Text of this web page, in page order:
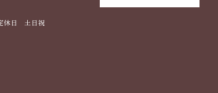
休日 土日祝